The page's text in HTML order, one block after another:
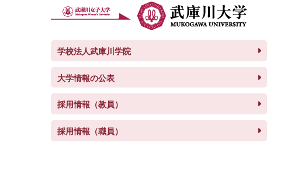
学校法人武庫川学院
大学情報の公表
採用情報（教員）
採用情報（職員）